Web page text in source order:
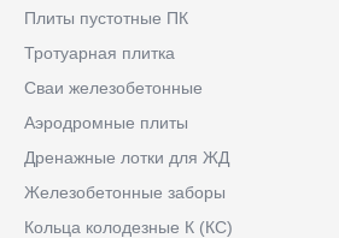
Плиты пустотные ПК
Тротуарная плитка
Сваи железобетонные
Аэродромные плиты
Дренажные лотки для ЖД
Железобетонные заборы
Кольца колодезные К (КС)